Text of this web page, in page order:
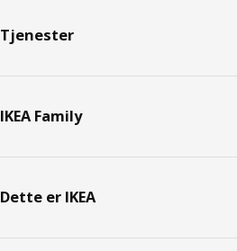
Tjenester
IKEA Family
Dette er IKEA